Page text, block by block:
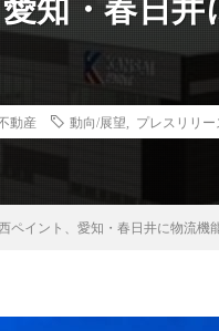
動産 動向/展望 プレスリリー
ペイント、愛知・春日井に物流機